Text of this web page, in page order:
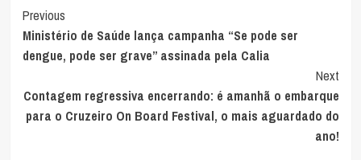
Post
Navigation
Previous
Ministério de Saúde lança campanha “Se pode ser
dengue, pode ser grave” assinada pela Calia
Next
Contagem regressiva encerrando: é amanhã o embarque
para o Cruzeiro On Board Festival, o mais aguardado do
ano!